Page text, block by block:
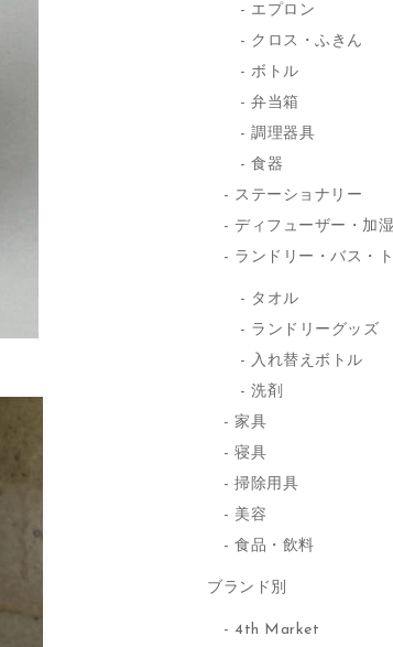
エプロン
クロス・ふきん
ボトル
弁当箱
調理器具
食器
ステーショナリー
ディフューザー・加
ランドリー・バス・
タオル
ランドリーグッズ
入れ替えボトル
洗剤
家具
寝具
掃除用具
美容
食品・飲料
ブランド別
4th Market